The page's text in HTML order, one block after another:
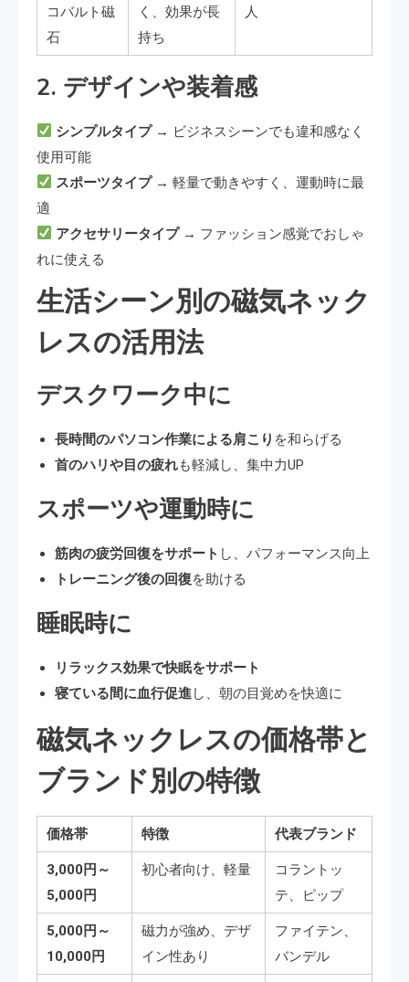
コバルト磁
石
く、効果が長
持ち
人
2. デザインや装着感
シンプルタイプ→ ビジネスシーンでも違和感なく
使用可能
スポーツタイプ→ 軽量で動きやすく、運動時に最
適
アクセサリータイプ→ ファッション感覚でおしゃ
れに使える
生活シーン別の磁気ネック
レスの活用法
デスクワーク中に
長時間のパソコン作業による肩こり を和らげる
首のハリや目の疲れも軽減し、集中力UP
スポーツや運動時に
筋肉の疲労回復をサポート し、パフォーマンス向上
トレーニング後の回復を助ける
睡眠時に
リラックス効果で快眠をサポート
寝ている間に血行促進 し、朝の目覚めを快適に
磁気ネックレスの価格帯と
ブランド別の特徴
価格帯 特徴 代表ブランド
3,000円～
5,000円
初心者向け、軽量
コラントッ
テ、ピップ
5,000円～
10,000円
磁力が強め、デザ
イン性あり
ファイテン、
バンデル